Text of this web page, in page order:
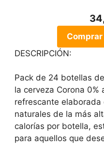
DESCRIPCIÓN:
Pack de 24 botellas
la cerveza Corona 0%
refrescante elaborada
naturales de la más
calorías por botella,
para aquellos que